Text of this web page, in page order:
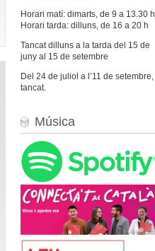
Horari matí: dimarts, de 9 a 13.30 h
Horari tarda: dilluns, de 16 a 20 h
Tancat dilluns a la tarda del 15 de
juny al 15 de setembre
Del 24 de juliol a l’11 de setembre,
tancat.
Música